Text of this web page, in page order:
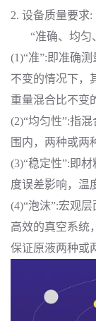
2. 设备质量要求:
“准确、均匀
(1)“准”:即准确
不变的情况下，
重量混合比不变
(2)“均匀性”:指
围内，两种或两
(3)“稳定性”:即
度误差影响，温
(4)“泡沫”:宏观
高效的真空系统
保证原液两种或